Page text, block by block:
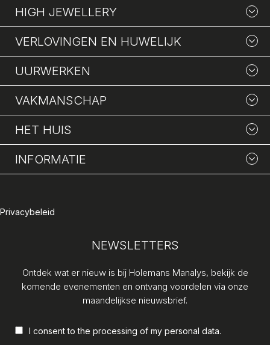
HIGH JEWELLERY
VERLOVINGEN EN HUWELIJK
UURWERKEN
VAKMANSCHAP
HET HUIS
INFORMATIE
Privacybeleid
NEWSLETTERS
Ontdek wat er nieuw is bij Holemans Manalys, bekijk de
komende evenementen en ontvang voordelen via onze
maandelijkse nieuwsbrief.
I consent to the processing of my personal data.